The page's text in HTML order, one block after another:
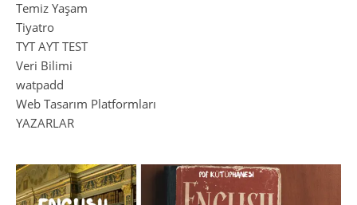
Temiz Yaşam
Tiyatro
TYT AYT TEST
Veri Bilimi
watpadd
Web Tasarım Platformları
YAZARLAR